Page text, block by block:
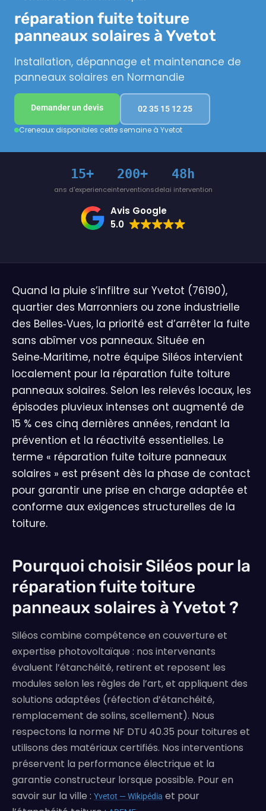
réparation fuite toiture
panneaux solaires à Yvetot
Installation, dépannage et maintenance de
panneaux solaires en Normandie
Demander un devis 02 35 15 12 25
Creneaux disponibles cette semaine à Yvetot
15+
ans d'experience
200+
interventions
48h
delai intervention
Avis Google
5.0
Quand la pluie s’infiltre sur Yvetot (76190),
quartier des Marronniers ou zone industrielle
des Belles‑Vues, la priorité est d’arrêter la fuite
sans abîmer vos panneaux. Située en
Seine‑Maritime, notre équipe Siléos intervient
localement pour la réparation fuite toiture
panneaux solaires. Selon les relevés locaux, les
épisodes pluvieux intenses ont augmenté de
15 % ces cinq dernières années, rendant la
prévention et la réactivité essentielles. Le
terme « réparation fuite toiture panneaux
solaires » est présent dès la phase de contact
pour garantir une prise en charge adaptée et
conforme aux exigences structurelles de la
toiture.
Pourquoi choisir Siléos pour la
réparation fuite toiture
panneaux solaires à Yvetot ?
Siléos combine compétence en couverture et
expertise photovoltaïque : nos intervenants
évaluent l’étanchéité, retirent et reposent les
modules selon les règles de l’art, et appliquent des
solutions adaptées (réfection d’étanchéité,
remplacement de solins, scellement). Nous
respectons la norme NF DTU 40.35 pour toitures et
utilisons des matériaux certifiés. Nos interventions
préservent la performance électrique et la
garantie constructeur lorsque possible. Pour en
savoir sur la ville : Yvetot — Wikipédia et pour